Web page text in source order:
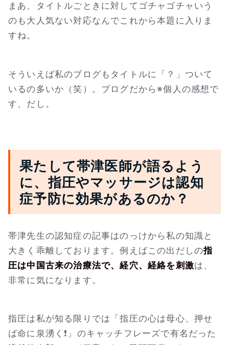
まあ、タイトルごときに対してゴチャゴチャいう
のも大人気ない対応なんでこれから本題に入りま
すね。
そういえば私のブログもタイトルに「？」ついて
いるの多いか（笑）。ブログだから※個人の感想で
す、だし。
果たして帯津医師が語るよう
に、指圧やマッサージは認知
症予防に効果があるのか？
帯津先生の認知症の記事はのっけから私の知識と
大きく乖離しております。例えばこの出だしの指
圧は中国古来の治療法で、経穴、経絡を刺激は、
非常に気になります。
指圧は私が知る限りでは「指圧の心は母心、押せ
ば命に泉湧く❗」のキャッチフレーズで有名だった